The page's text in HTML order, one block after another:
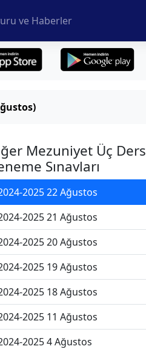
ve Haberler
Mezuniyet Üç Ders
Sınavları
2025 22 Ağustos
2025 21 Ağustos
2025 20 Ağustos
2025 19 Ağustos
2025 18 Ağustos
2025 11 Ağustos
2025 4 Ağustos